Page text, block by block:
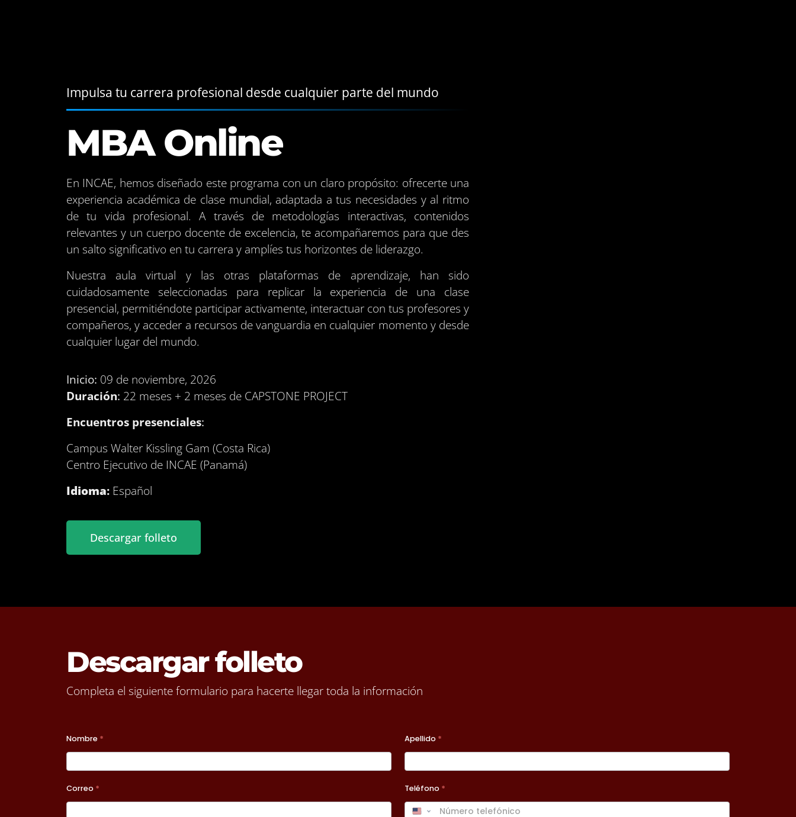
Impulsa tu carrera profesional desde cualquier parte del mundo
MBA Online
En INCAE, hemos diseñado este programa con un claro propósito: ofrecerte una
experiencia académica de clase mundial, adaptada a tus necesidades y al ritmo
de tu vida profesional. A través de metodologías interactivas, contenidos
relevantes y un cuerpo docente de excelencia, te acompañaremos para que des
un salto significativo en tu carrera y amplíes tus horizontes de liderazgo.
Nuestra aula virtual y las otras plataformas de aprendizaje, han sido
cuidadosamente seleccionadas para replicar la experiencia de una clase
presencial, permitiéndote participar activamente, interactuar con tus profesores y
compañeros, y acceder a recursos de vanguardia en cualquier momento y desde
cualquier lugar del mundo.
Inicio: 09 de noviembre, 2026
Duración: 22 meses + 2 meses de CAPSTONE PROJECT
Encuentros presenciales:
Campus Walter Kissling Gam (Costa Rica)
Centro Ejecutivo de INCAE (Panamá)
Idioma: Español
Descargar folleto
Descargar folleto
Completa el siguiente formulario para hacerte llegar toda la información
A2026 -
Formulario
Programas
Nombre * Apellido *
Correo * Teléfono *